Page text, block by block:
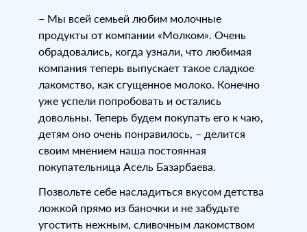
– Мы всей семьей любим молочные
продукты от компании «Молком». Очень
обрадовались, когда узнали, что любимая
компания теперь выпускает такое сладкое
лакомство, как сгущенное молоко. Конечно
уже успели попробовать и остались
довольны. Теперь будем покупать его к чаю,
детям оно очень понравилось, – делится
своим мнением наша постоянная
покупательница Асель Базарбаева.
Позвольте себе насладиться вкусом детства
ложкой прямо из баночки и не забудьте
угостить нежным, сливочным лакомством